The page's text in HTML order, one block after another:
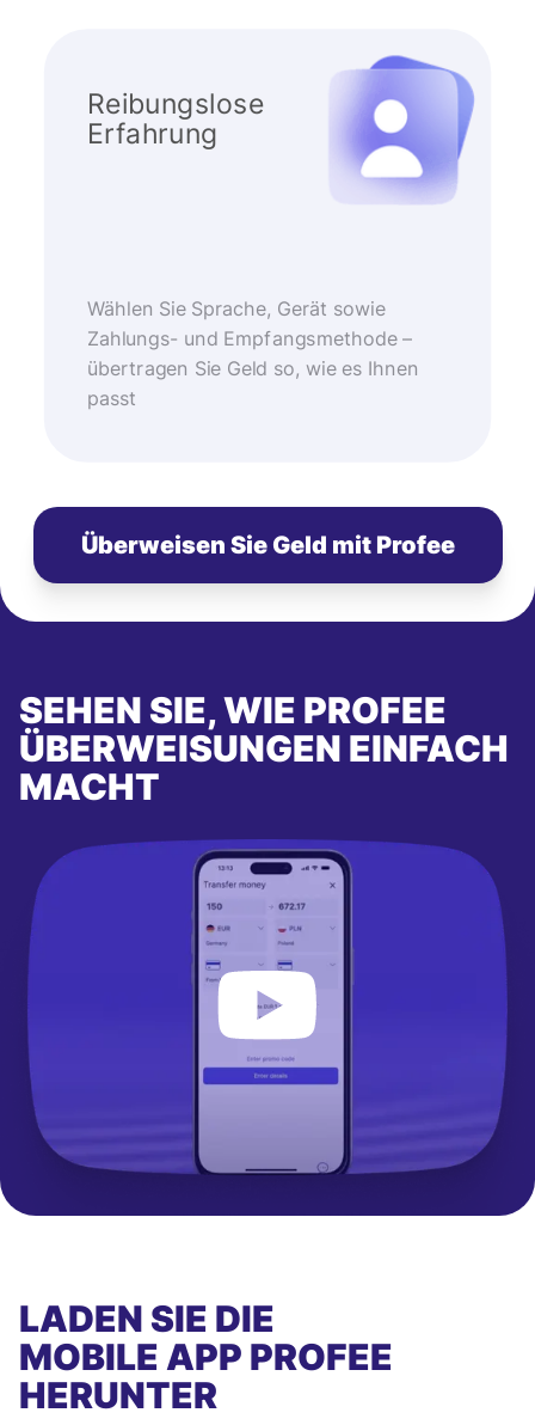
Reibungslose
Erfahrung
Wählen Sie Sprache, Gerät sowie
Zahlungs- und Empfangsmethode –
übertragen Sie Geld so, wie es Ihnen
passt
Überweisen Sie Geld mit Profee
SEHEN SIE, WIE PROFEE
ÜBERWEISUNGEN EINFACH
MACHT
LADEN SIE DIE
MOBILE APP PROFEE
HERUNTER